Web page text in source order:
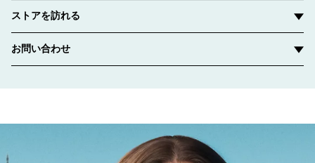
ストアを訪れる
お問い合わせ